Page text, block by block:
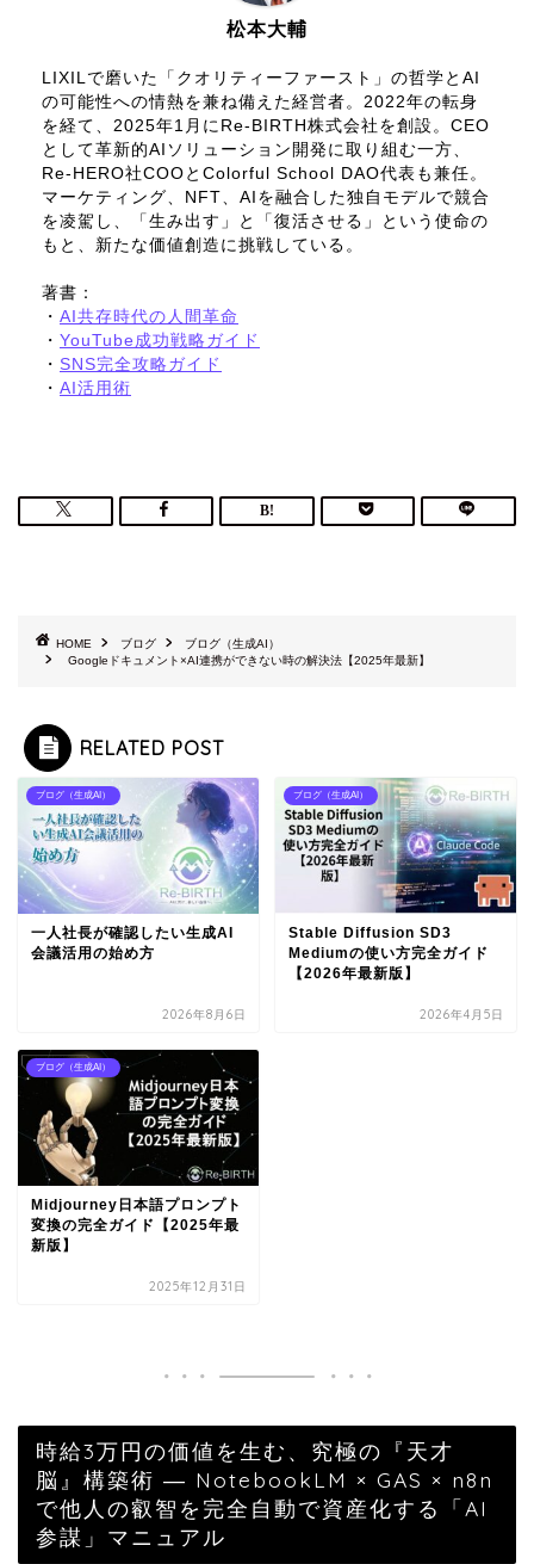
松本大輔
LIXILで磨いた「クオリティーファースト」の哲学とAI
の可能性への情熱を兼ね備えた経営者。2022年の転身
を経て、2025年1月にRe-BIRTH株式会社を創設。CEO
として革新的AIソリューション開発に取り組む一方、
Re-HERO社COOとColorful School DAO代表も兼任。
マーケティング、NFT、AIを融合した独自モデルで競合
を凌駕し、「生み出す」と「復活させる」という使命の
もと、新たな価値創造に挑戦している。
著書：
・ AI共存時代の人間革命
・ YouTube成功戦略ガイド
・ SNS完全攻略ガイド
・ AI活用術
HOME ブログ
ブログ（生成AI）
Googleドキュメント×AI連携ができない時の解決法【2025年最新】
RELATED POST
ブログ（生成AI）
一人社長が確認したい生成AI
会議活用の始め方
2026年8月6日
ブログ（生成AI）
Stable Diffusion SD3
Mediumの使い方完全ガイド
【2026年最新版】
2026年4月5日
ブログ（生成AI）
Midjourney日本語プロンプト
変換の完全ガイド【2025年最
新版】
2025年12月31日
時給3万円の価値を生む、究極の『天才
脳』構築術 ― NotebookLM × GAS × n8n
で他人の叡智を完全自動で資産化する「AI
参謀」マニュアル